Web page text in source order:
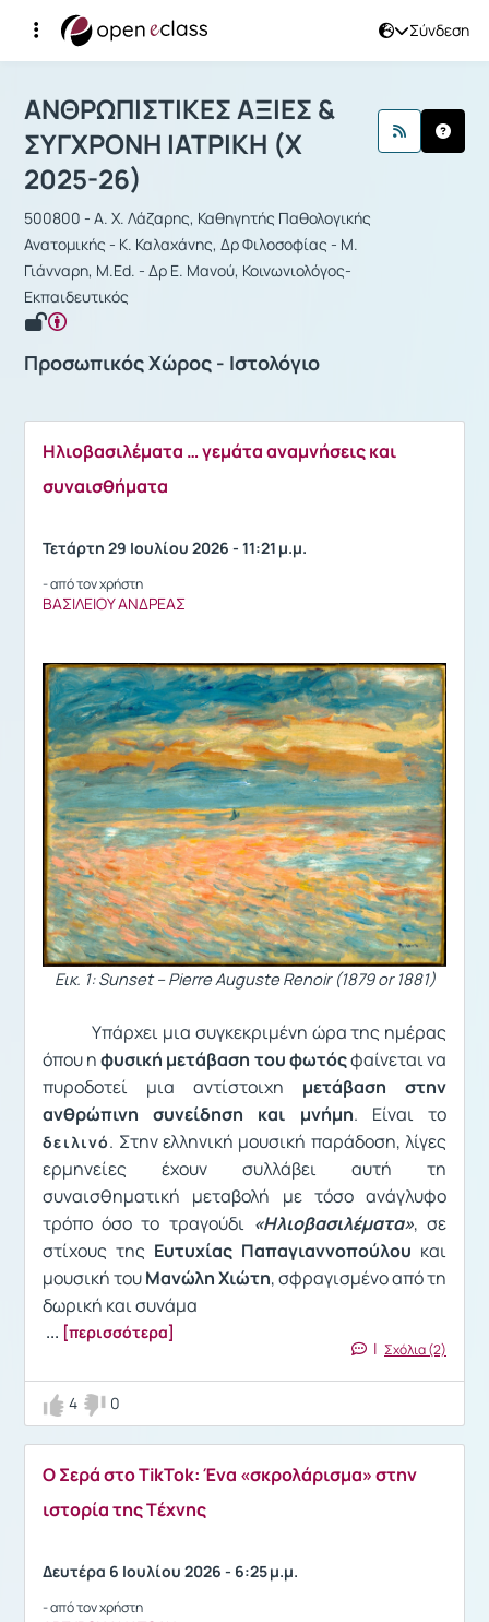
Σύνδεση
Μάθημα : ΑΝΘΡΩΠΙΣΤΙΚΕΣ ΑΞΙΕΣ &
ΑΝΘΡΩΠΙΣΤΙΚΕΣ ΑΞΙΕΣ &
ΣΥΓΧΡΟΝΗ ΙΑΤΡΙΚΗ (Χ
2025-26)
500800 - Α. Χ. Λάζαρης, Καθηγητής Παθολογικής
Ανατομικής - Κ. Καλαχάνης, Δρ Φιλοσοφίας - Μ.
Γιάνναρη, M.Ed. - Δρ Ε. Μανού, Κοινωνιολόγος-
Εκπαιδευτικός
Προσωπικός Χώρος - Ιστολόγιο
Ηλιοβασιλέματα … γεμάτα αναμνήσεις και
συναισθήματα
Τετάρτη 29 Ιουλίου 2026 - 11:21 μ.μ.
- από τον χρήστη
ΒΑΣΙΛΕΙΟΥ ΑΝΔΡΕΑΣ
Εικ. 1: Sunset – Pierre Auguste Renoir (1879 or 1881)
Υπάρχει μια συγκεκριμένη ώρα της ημέρας
όπου ηφυσική μετάβαση του φωτόςφαίνεται να
πυροδοτεί μια αντίστοιχη μετάβαση στην
ανθρώπινη συνείδηση και μνήμη. Είναι το
δειλινό. Στην ελληνική μουσική παράδοση, λίγες
ερμηνείες έχουν συλλάβει αυτή τη
συναισθηματική μεταβολή με τόσο ανάγλυφο
τρόπο όσο το τραγούδι «Ηλιοβασιλέματα», σε
στίχους της Ευτυχίας Παπαγιαννοπούλου και
μουσική τουΜανώλη Χιώτη, σφραγισμένο από τη
δωρική και συνάμα
... [περισσότερα]
| Σχόλια (2)
4 0
Ο Σερά στο TikTok: Ένα «σκρολάρισμα» στην
ιστορία της Tέχνης
Δευτέρα 6 Ιουλίου 2026 - 6:25 μ.μ.
- από τον χρήστη